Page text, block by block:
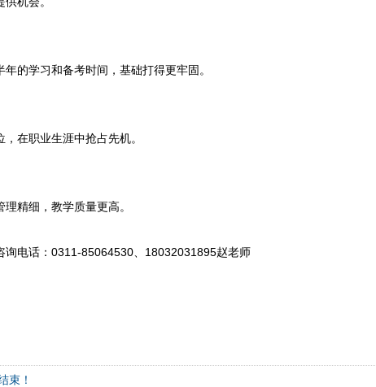
的学习和备考时间，基础打得更牢固。
在职业生涯中抢占先机。
精细，教学质量更高。
询电话：0311-85064530、18032031895赵老师
束！